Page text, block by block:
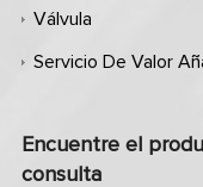
Válvula
Servicio De Valor
Encuentre el
consulta